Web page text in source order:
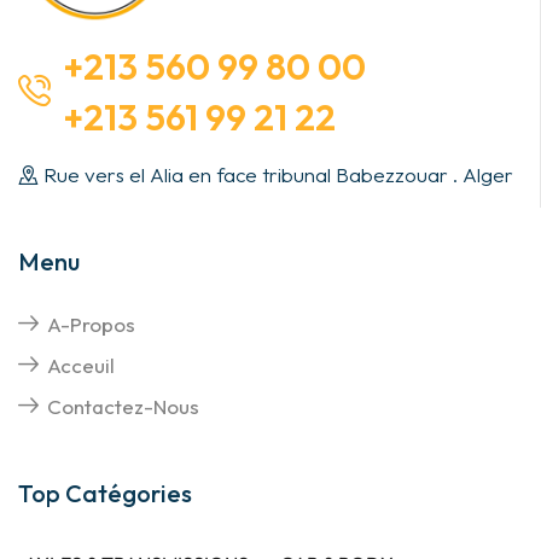
+213 560 99 80 00
+213 561 99 21 22
Rue vers el Alia en face tribunal Babezzouar . Alger
Menu
A-Propos
Acceuil
Contactez-Nous
Top Catégories